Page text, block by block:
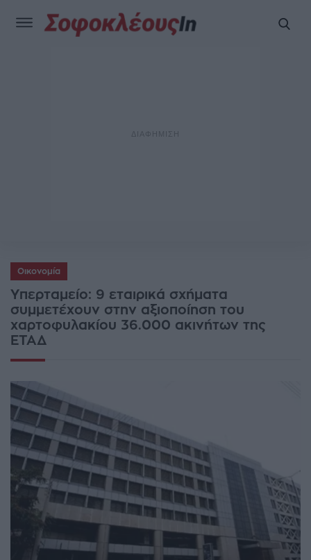
Οικονομία
Υπερταμείο: 9 εταιρικά σχήματα
συμμετέχουν στην αξιοποίηση του
χαρτοφυλακίου 36.000 ακινήτων της
ΕΤΑΔ